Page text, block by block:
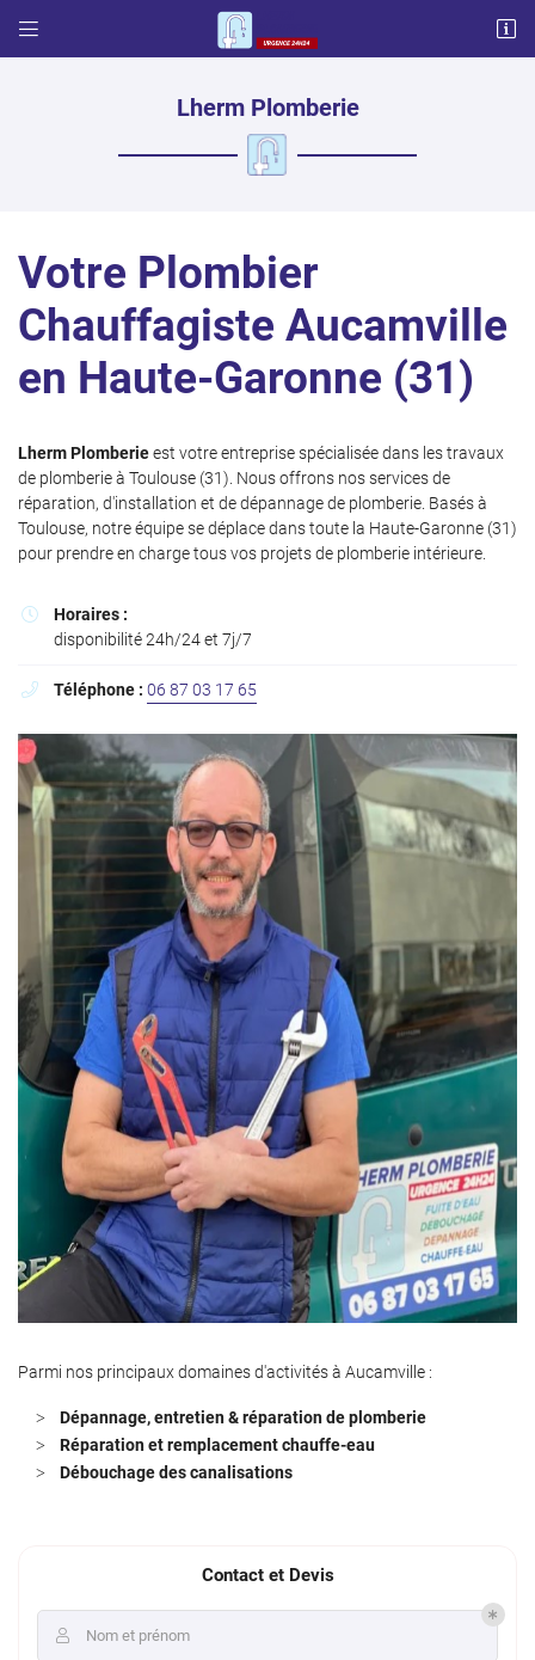
 
Adresse email de réception
Rafraîchir le captcha
En cochant cette case, vous consentez à recevoir nos propositions commerciales à
l'adresse email indiqué ci-dessus. Vous pouvez vous désinscrire à tout moment en
utilisantle formulaire de désinscription.
Lherm Plomberie
Votre Plombier
Chauffagiste Aucamville
en Haute-Garonne (31)
Lherm Plomberieest votre entreprise spécialisée dans les travaux
de plomberie à Toulouse (31). Nous offrons nos services de
réparation, d'installation et de dépannage de plomberie. Basés à
Toulouse, notre équipe se déplace dans toute la Haute-Garonne (31)
pour prendre en charge tous vos projets de plomberie intérieure.

Horaires :
disponibilité 24h/24 et 7j/7
 Téléphone : 06 87 03 17 65
Parmi nos principaux domaines d'activités à Aucamville :
Dépannage, entretien & réparation de plomberie
Réparation et remplacement chauffe-eau
Débouchage des canalisations
Contact et Devis
 Nom et prénom